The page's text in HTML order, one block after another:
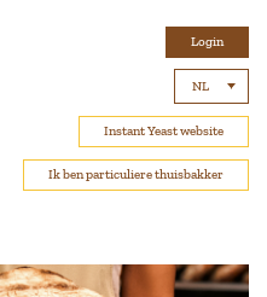
Login
NL
Instant Yeast website
Ik ben particuliere thuisbakker